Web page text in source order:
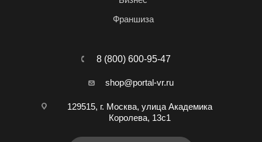
Франшиза
8 (800) 600-95-47
shop@portal-vr.ru
129515, г. Москва, улица Академика
Королева, 13с1